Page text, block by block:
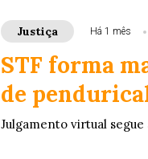
Justiça Há 1 mês
STF forma
de
Julgamento virtual